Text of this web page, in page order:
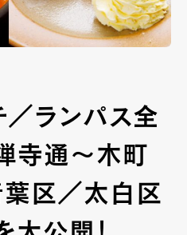
／ランパス全
寺通～木町
葉区／太白区